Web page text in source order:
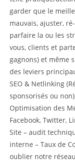
garder que le
mauvais, ajuster,
parfaire la ou les
vous, clients et
gagnons) et même
des leviers
SEO & Netlinking
sponsorisés ou
Optimisation des
Facebook, Twitter,
Site – audit
interne – Taux de
oublier notre